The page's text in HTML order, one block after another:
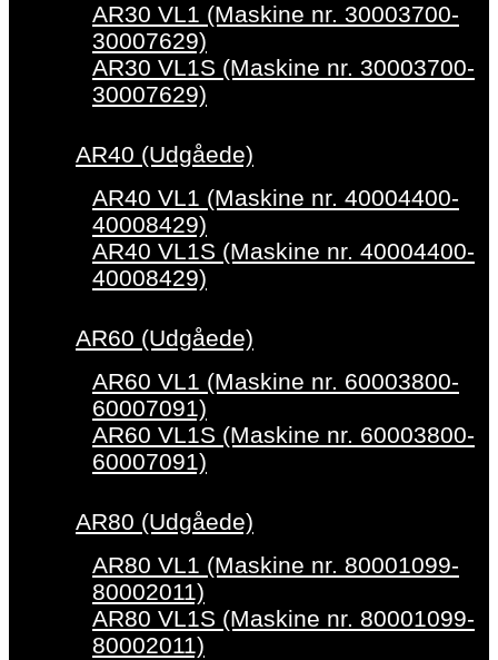
AR30 VL1 (Maskine nr. 30003700-
30007629)
AR30 VL1S (Maskine nr. 30003700-
30007629)
AR40 (Udgåede)
AR40 VL1 (Maskine nr. 40004400-
40008429)
AR40 VL1S (Maskine nr. 40004400-
40008429)
AR60 (Udgåede)
AR60 VL1 (Maskine nr. 60003800-
60007091)
AR60 VL1S (Maskine nr. 60003800-
60007091)
AR80 (Udgåede)
AR80 VL1 (Maskine nr. 80001099-
80002011)
AR80 VL1S (Maskine nr. 80001099-
80002011)